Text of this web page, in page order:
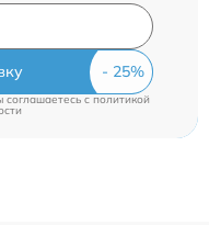
соглашаетесь c политикой